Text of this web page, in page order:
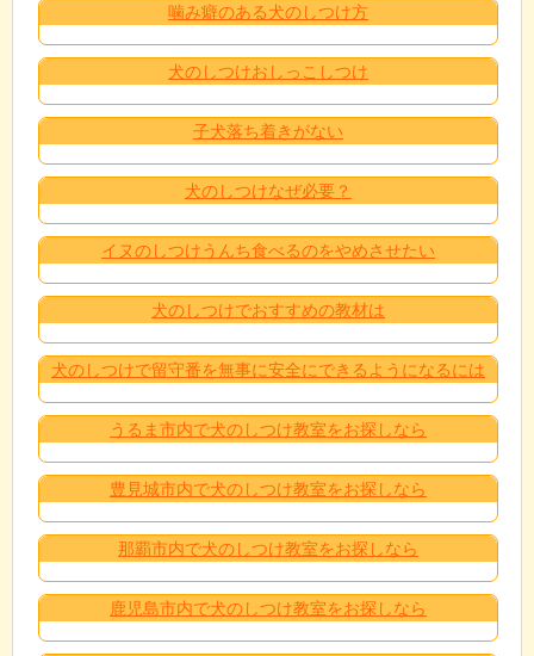
噛み癖のある犬のしつけ方
犬のしつけおしっこしつけ
子犬落ち着きがない
犬のしつけなぜ必要？
イヌのしつけうんち食べるのをやめさせたい
犬のしつけでおすすめの教材は
犬のしつけで留守番を無事に安全にできるようになるには
うるま市内で犬のしつけ教室をお探しなら
豊見城市内で犬のしつけ教室をお探しなら
那覇市内で犬のしつけ教室をお探しなら
鹿児島市内で犬のしつけ教室をお探しなら